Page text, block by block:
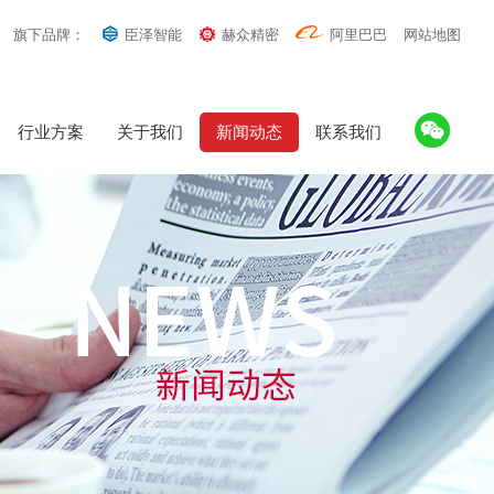
旗下品牌： 臣泽智能 赫众精密 阿里巴巴 网站地图
行业方案 关于我们 新闻动态 联系我们